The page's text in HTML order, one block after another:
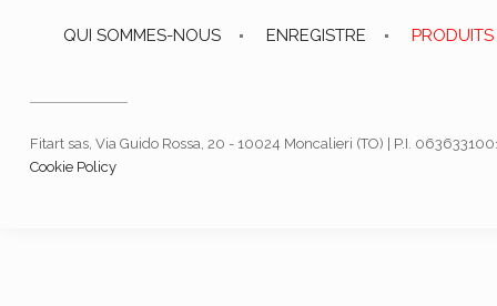
QUI SOMMES-NOUS ENREGISTRE PRODUITS
Fitart sas, Via Guido Rossa, 20 - 10024 Moncalieri (TO) | P.I.
Cookie Policy